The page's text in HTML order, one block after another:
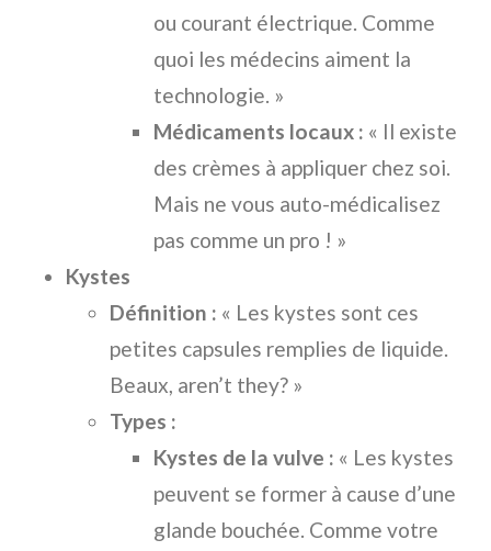
ou courant électrique. Comme
quoi les médecins aiment la
technologie. »
Médicaments locaux : « Il existe
des crèmes à appliquer chez soi.
Mais ne vous auto-médicalisez
pas comme un pro ! »
Kystes
Définition : « Les kystes sont ces
petites capsules remplies de liquide.
Beaux, aren’t they? »
Types :
Kystes de la vulve : « Les kystes
peuvent se former à cause d’une
glande bouchée. Comme votre